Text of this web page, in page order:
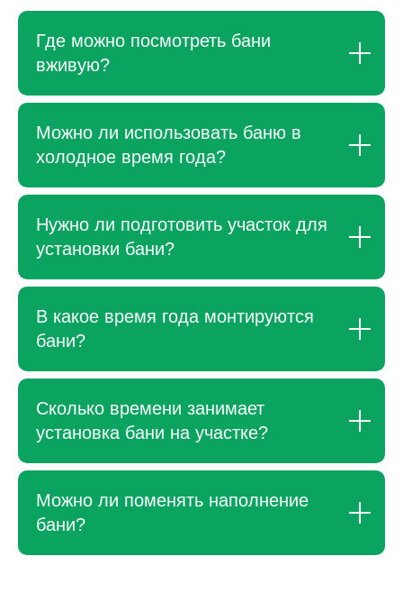
Где можно посмотреть бани
вживую?
Можно ли использовать баню в
холодное время года?
Нужно ли подготовить участок для
установки бани?
В какое время года монтируются
бани?
Сколько времени занимает
установка бани на участке?
Можно ли поменять наполнение
бани?